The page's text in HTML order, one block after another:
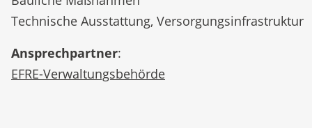
Technische Ausstattung, Versorgungsinfrastruktur
Ansprechpartner:
EFRE-Verwaltungsbehörde